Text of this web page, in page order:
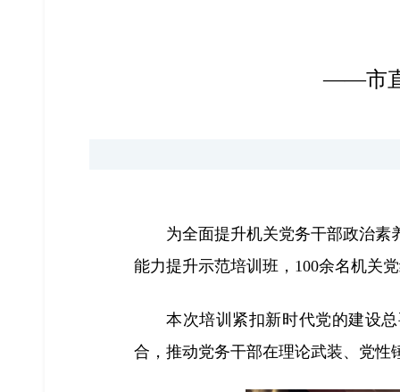
——市直
为全面提升机关党务干部政治素
能力提升示范培训班，100余名机关
本次培训紧扣新时代党的建设
合，推动党务干部在理论武装、党性